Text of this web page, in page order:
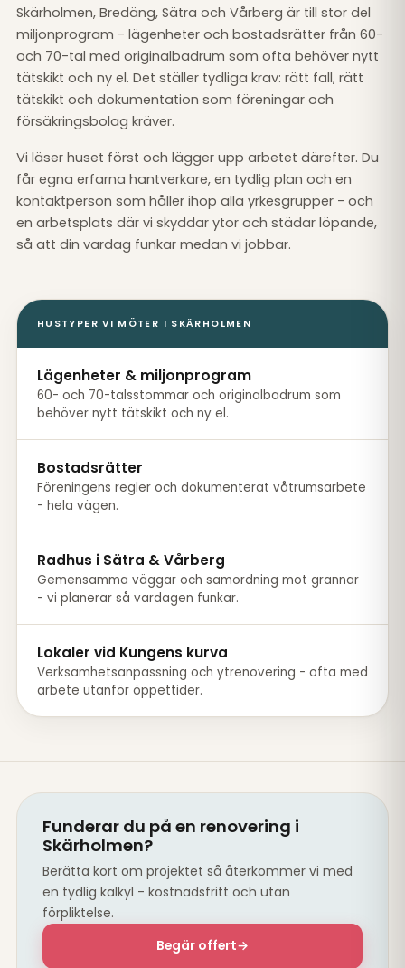
Skärholmen, Bredäng, Sätra och Vårberg är till stor del
miljonprogram - lägenheter och bostadsrätter från 60-
och 70-tal med originalbadrum som ofta behöver nytt
tätskikt och ny el. Det ställer tydliga krav: rätt fall, rätt
tätskikt och dokumentation som föreningar och
försäkringsbolag kräver.
Vi läser huset först och lägger upp arbetet därefter. Du
får egna erfarna hantverkare, en tydlig plan och en
kontaktperson som håller ihop alla yrkesgrupper - och
en arbetsplats där vi skyddar ytor och städar löpande,
så att din vardag funkar medan vi jobbar.
HUSTYPER VI MÖTER I SKÄRHOLMEN
Lägenheter & miljonprogram
60- och 70-talsstommar och originalbadrum som
behöver nytt tätskikt och ny el.
Bostadsrätter
Föreningens regler och dokumenterat våtrumsarbete
- hela vägen.
Radhus i Sätra & Vårberg
Gemensamma väggar och samordning mot grannar
- vi planerar så vardagen funkar.
Lokaler vid Kungens kurva
Verksamhetsanpassning och ytrenovering - ofta med
arbete utanför öppettider.
Funderar du på en renovering i
Skärholmen?
Berätta kort om projektet så återkommer vi med
en tydlig kalkyl - kostnadsfritt och utan
förpliktelse.
Begär offert→